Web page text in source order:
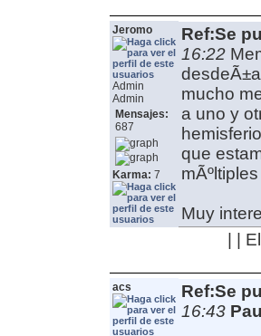
Jeromo
Admin
Admin
Mensajes:
687
Karma: 7
Ref:Se
16:22
mucho
a uno y
que
Muy
| |
acs
Ref:Se
16:43